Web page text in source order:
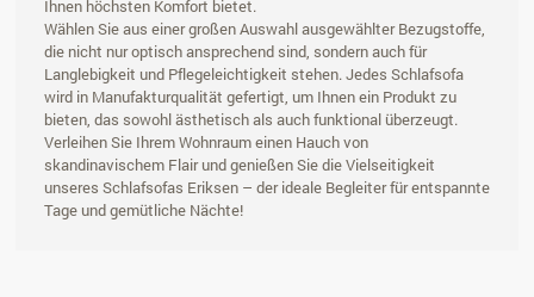
Ihnen höchsten Komfort bietet.
Wählen Sie aus einer großen Auswahl ausgewählter Bezugstoffe,
die nicht nur optisch ansprechend sind, sondern auch für
Langlebigkeit und Pflegeleichtigkeit stehen. Jedes Schlafsofa
wird in Manufakturqualität gefertigt, um Ihnen ein Produkt zu
bieten, das sowohl ästhetisch als auch funktional überzeugt.
Verleihen Sie Ihrem Wohnraum einen Hauch von
skandinavischem Flair und genießen Sie die Vielseitigkeit
unseres Schlafsofas Eriksen – der ideale Begleiter für entspannte
Tage und gemütliche Nächte!